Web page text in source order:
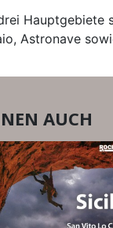
Hauptgebiete
Astronave
AUCH